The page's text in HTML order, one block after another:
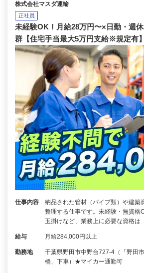
株式会社マスダ運輸
正社員
未経験OK！月給28万円〜×日勤・週
群【住宅手当最大5万円支給※規定有】
仕事内容
納品された管材（パイプ類）や建築
整理する仕事です。未経験・無資格
玉掛けなど、業務上に必要な資格
給与 月給284,000円以上
勤務地
千葉県野田市中野台727-4（「野田
橋」下車）★マイカー通勤可